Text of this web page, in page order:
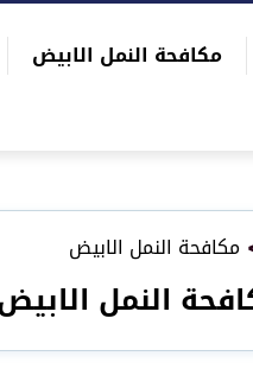
مكافحة النمل الابيض
مكافحة النمل الابيض
النمل